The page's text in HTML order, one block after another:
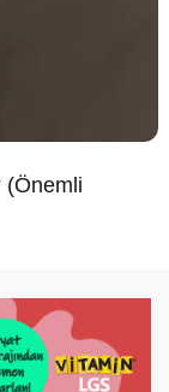
(Önemli